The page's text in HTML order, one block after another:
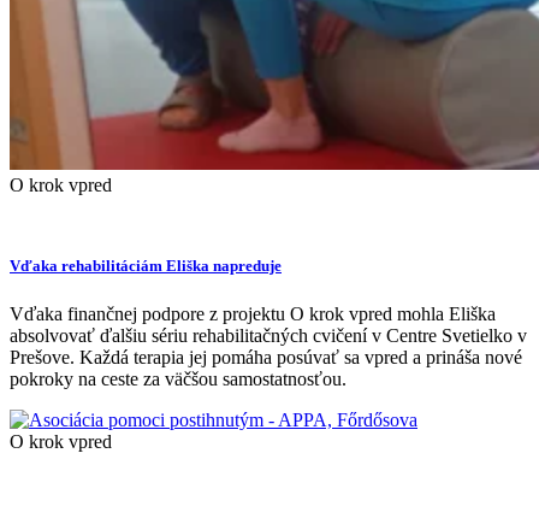
O krok vpred
Vďaka rehabilitáciám Eliška napreduje
Vďaka finančnej podpore z projektu O krok vpred mohla Eliška
absolvovať ďalšiu sériu rehabilitačných cvičení v Centre Svetielko v
Prešove. Každá terapia jej pomáha posúvať sa vpred a prináša nové
pokroky na ceste za väčšou samostatnosťou.
O krok vpred